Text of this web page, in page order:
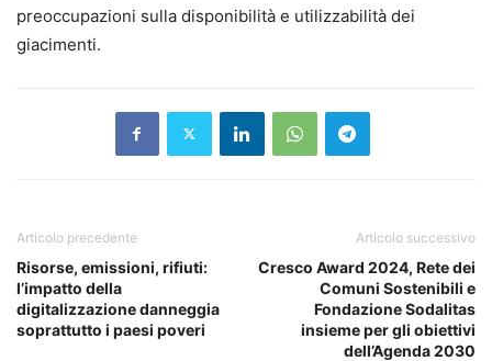
preoccupazioni sulla disponibilità e utilizzabilità dei
giacimenti.
Articolo precedente
Risorse, emissioni, rifiuti:
l’impatto della
digitalizzazione danneggia
soprattutto i paesi poveri
Articolo successivo
Cresco Award 2024, Rete dei
Comuni Sostenibili e
Fondazione Sodalitas
insieme per gli obiettivi
dell’Agenda 2030